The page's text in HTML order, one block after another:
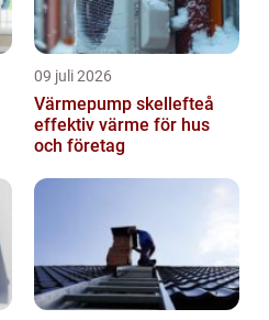
09 juli 2026
Värmepump skellefteå
effektiv värme för hus
och företag